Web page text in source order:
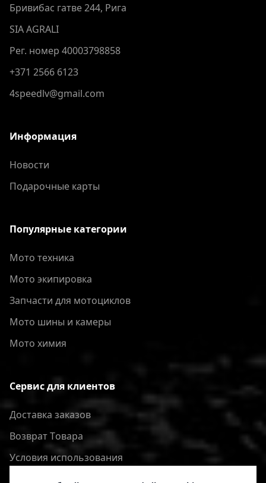
Бривибас гатве 244, Рига
SIA AGRALI
Рег. номер 40003798858
+371 2566 6123
4speedlv@gmail.com
Информация
Новости
Подарочные карты
Популярные категории
Мото техника
Мото экипировка
Запчасти для мотоциклов
Мото шины и камеры
Мото химия
Сервис для клиентов
Доставка заказов
Bозврат Tовара
Условия использования
Политика конфиденциальности